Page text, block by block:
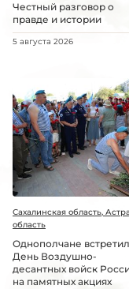
Честный разговор о
правде и истории
5 августа 2026
Сахалинская область,
область
Однополчане
День Воздушно-
десантных войск
на памятных акциях